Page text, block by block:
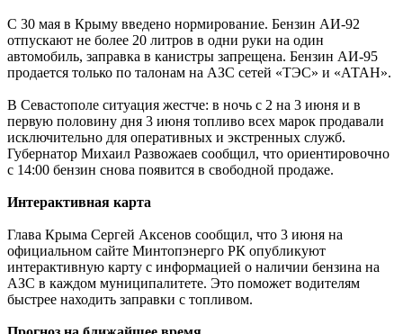
С 30 мая в Крыму введено нормирование. Бензин АИ-92
отпускают не более 20 литров в одни руки на один
автомобиль, заправка в канистры запрещена. Бензин АИ-95
продается только по талонам на АЗС сетей «ТЭС» и «АТАН».
В Севастополе ситуация жестче: в ночь с 2 на 3 июня и в
первую половину дня 3 июня топливо всех марок продавали
исключительно для оперативных и экстренных служб.
Губернатор Михаил Развожаев сообщил, что ориентировочно
с 14:00 бензин снова появится в свободной продаже.
Интерактивная карта
Глава Крыма Сергей Аксенов сообщил, что 3 июня на
официальном сайте Минтопэнерго РК опубликуют
интерактивную карту с информацией о наличии бензина на
АЗС в каждом муниципалитете. Это поможет водителям
быстрее находить заправки с топливом.